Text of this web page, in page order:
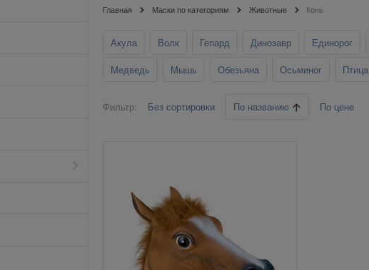
Главная Маски по категориям Животные Конь
Акула Волк Гепард Динозавр Единорог
Медведь
Мышь Обезьяна Осьминог Птица
Фильтр: Без сортировки По названию По цене